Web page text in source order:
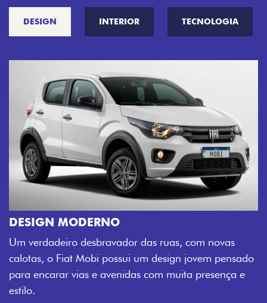
DESIGN INTERIOR TECNOLOGIA
CINCO OPÇÕES DE CORES
O Fiat Mobi tem sempre uma opção de cor que é a
sua cara. Escolha entre o Preto Vulcano, Vermelho
Montecarlo, Branco Banchisa, Prata Bari e Cinza
Silverstone.